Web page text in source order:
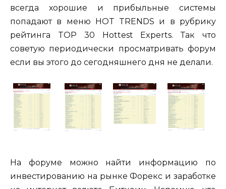
всегда хорошие и прибыльные системы
попадают в меню HOT TRENDS и в рубрику
рейтинга TOP 30 Hottest Experts. Так что
советую периодически просматривать форум
если вы этого до сегодняшнего дня не делали.
На форуме можно найти информацию по
инвестированию на рынке Форекс и заработке